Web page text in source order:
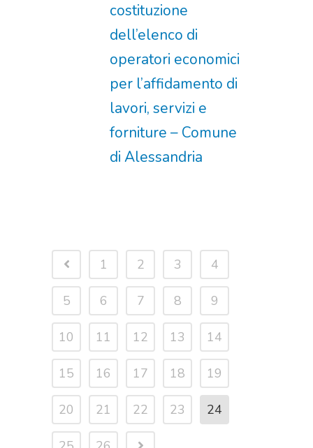
costituzione
dell’elenco di
operatori economici
per l’affidamento di
lavori, servizi e
forniture – Comune
di Alessandria
1 2 3 4
5 6 7 8 9
10 11 12 13 14
15 16 17 18 19
20 21 22 23 24